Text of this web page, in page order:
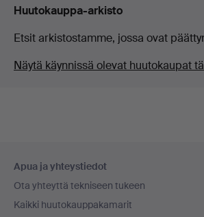
Huutokauppa-arkisto
Etsit arkistostamme, jossa ovat
Näytä käynnissä olevat huutokaupat
Apua ja yhteystiedot
Ota yhteyttä tekniseen tukeen
Kaikki huutokauppakamarit